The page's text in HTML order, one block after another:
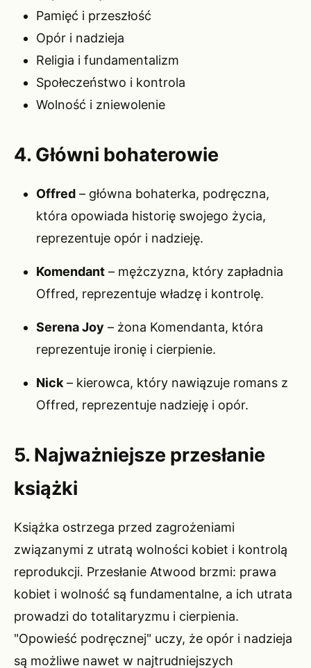
Pamięć i przeszłość
Opór i nadzieja
Religia i fundamentalizm
Społeczeństwo i kontrola
Wolność i zniewolenie
4. Główni bohaterowie
Offred – główna bohaterka, podręczna,
która opowiada historię swojego życia,
reprezentuje opór i nadzieję.
Komendant – mężczyzna, który zapładnia
Offred, reprezentuje władzę i kontrolę.
Serena Joy – żona Komendanta, która
reprezentuje ironię i cierpienie.
Nick – kierowca, który nawiązuje romans z
Offred, reprezentuje nadzieję i opór.
5. Najważniejsze przesłanie
książki
Książka ostrzega przed zagrożeniami
związanymi z utratą wolności kobiet i kontrolą
reprodukcji. Przesłanie Atwood brzmi: prawa
kobiet i wolność są fundamentalne, a ich utrata
prowadzi do totalitaryzmu i cierpienia.
"Opowieść podręcznej" uczy, że opór i nadzieja
są możliwe nawet w najtrudniejszych